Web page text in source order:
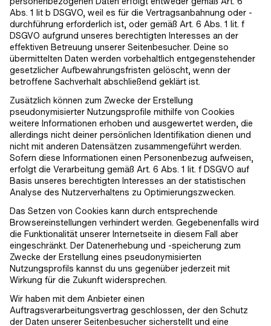
Abs. 1 lit b DSGVO, weil es für die Vertragsanbahnung oder -
durchführung erforderlich ist, oder gemäß Art. 6 Abs. 1 lit. f
DSGVO aufgrund unseres berechtigten Interesses an der
effektiven Betreuung unserer Seitenbesucher. Deine so
übermittelten Daten werden vorbehaltlich entgegenstehender
gesetzlicher Aufbewahrungsfristen gelöscht, wenn der
betroffene Sachverhalt abschließend geklärt ist.
Zusätzlich können zum Zwecke der Erstellung
pseudonymisierter Nutzungsprofile mithilfe von Cookies
weitere Informationen erhoben und ausgewertet werden, die
allerdings nicht deiner persönlichen Identifikation dienen und
nicht mit anderen Datensätzen zusammengeführt werden.
Sofern diese Informationen einen Personenbezug aufweisen,
erfolgt die Verarbeitung gemäß Art. 6 Abs. 1 lit. f DSGVO auf
Basis unseres berechtigten Interesses an der statistischen
Analyse des Nutzerverhaltens zu Optimierungszwecken.
Das Setzen von Cookies kann durch entsprechende
Browsereinstellungen verhindert werden. Gegebenenfalls wird
die Funktionalität unserer Internetseite in diesem Fall aber
eingeschränkt. Der Datenerhebung und -speicherung zum
Zwecke der Erstellung eines pseudonymisierten
Nutzungsprofils kannst du uns gegenüber jederzeit mit
Wirkung für die Zukunft widersprechen.
Wir haben mit dem Anbieter einen
Auftragsverarbeitungsvertrag geschlossen, der den Schutz
der Daten unserer Seitenbesucher sicherstellt und eine